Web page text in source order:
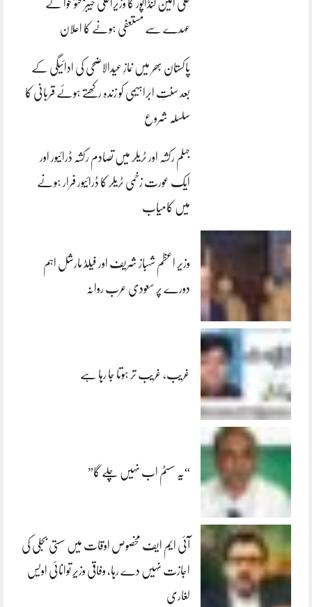
علی امین گنڈاپور کا وزیراعلیٰ خیبرپختونخوا کے
عہدے سے مستعفی ہونے کا اعلان
پاکستان بھر میں نمازِ عیدالاضحی کی ادائیگی کے
بعد سنتِ ابراہیمی کو زندہ رکھتے ہوئے قربانی کا
سلسلہ شروع
جہلم رکشہ اور ٹریلر میں تصادم رکشہ ڈرائیور اور
ایک عورت زخمی ٹریلر کا ڈرائیور فرار ہونے
میں کامیاب
وزیر اعظم شہباز شریف اور فیلڈ مارشل اہم
دورے پر سعودی عرب روانہ
غریب، غریب تر ہوتا جا رہا ہے
“یہ سسٹم اب نہیں چلے گا”
آئی ایم ایف مخصوص اوقات میں سستی بجلی کی
اجازت نہیں دے رہا، وفاقی وزیر توانائی اویس
لغاری